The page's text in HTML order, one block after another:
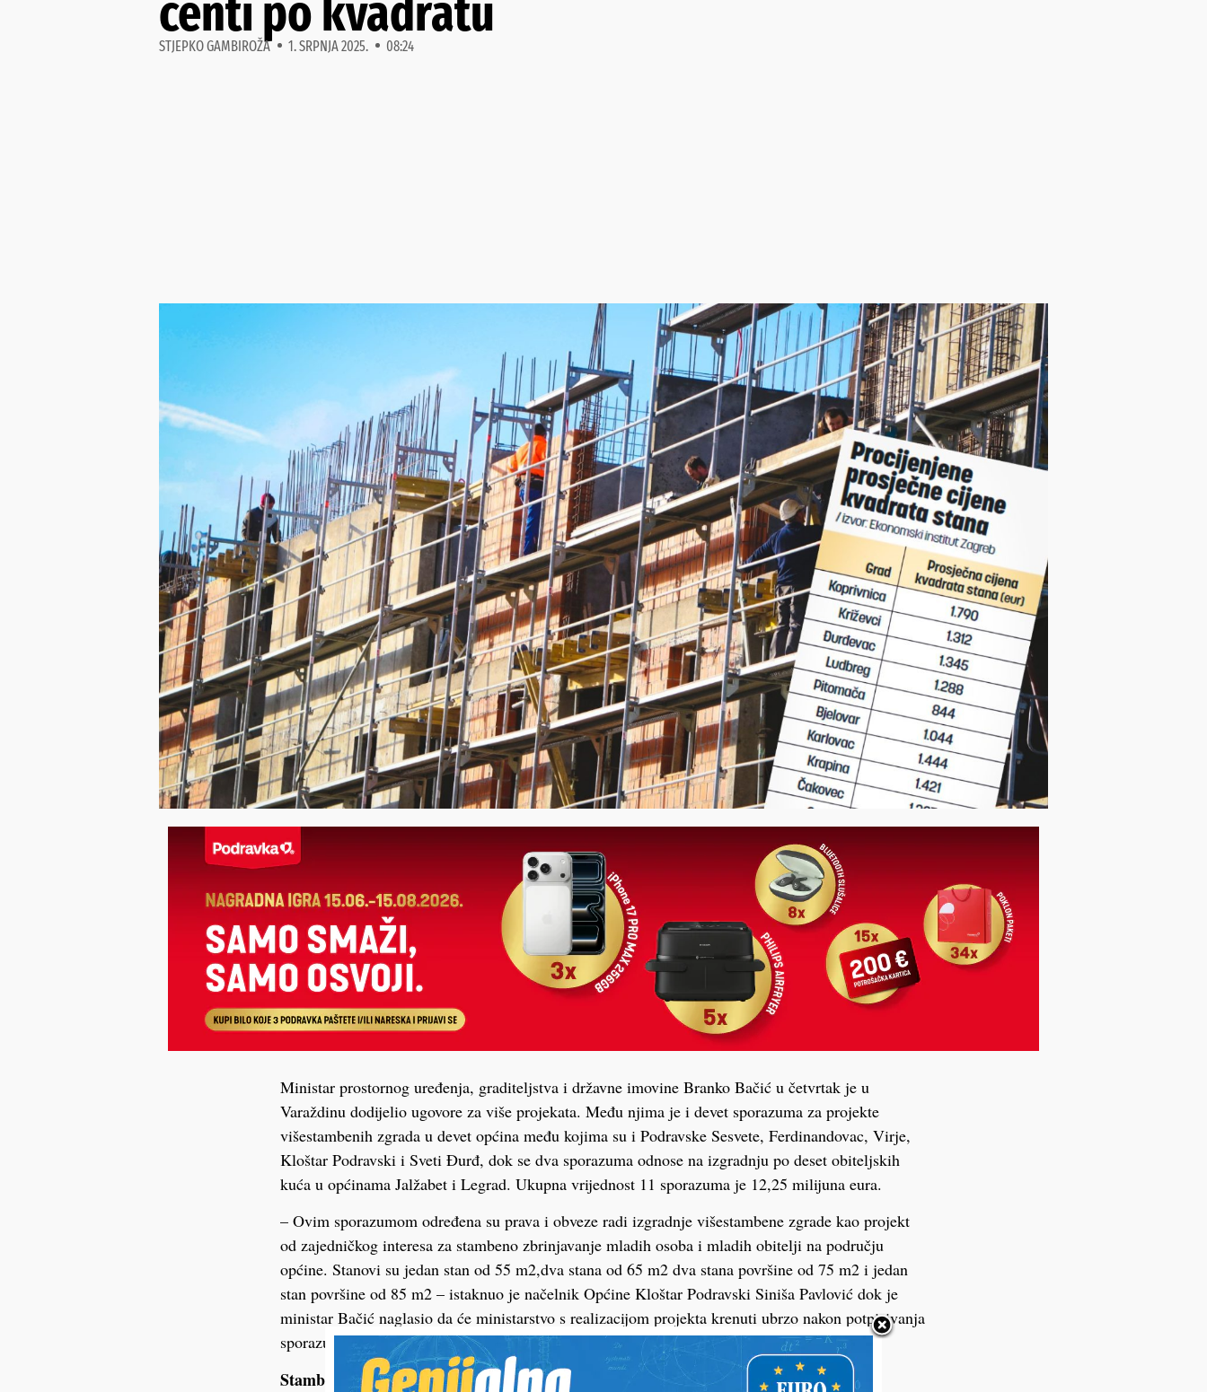
centi po kvadratu
STJEPKO GAMBIROŽA 1. SRPNJA 2025. 08:24
Ministar prostornog uređenja, graditeljstva i državne imovine Branko Bačić u četvrtak je u
Varaždinu dodijelio ugovore za više projekata. Među njima je i devet sporazuma za projekte
višestambenih zgrada u devet općina među kojima su i Podravske Sesvete, Ferdinandovac, Virje,
Kloštar Podravski i Sveti Đurđ, dok se dva sporazuma odnose na izgradnju po deset obiteljskih
kuća u općinama Jalžabet i Legrad. Ukupna vrijednost 11 sporazuma je 12,25 milijuna eura.
– Ovim sporazumom određena su prava i obveze radi izgradnje višestambene zgrade kao projekt
od zajedničkog interesa za stambeno zbrinjavanje mladih osoba i mladih obitelji na području
općine. Stanovi su jedan stan od 55 m2,dva stana od 65 m2 dva stana površine od 75 m2 i jedan
stan površine od 85 m2 – istaknuo je načelnik Općine Kloštar Podravski Siniša Pavlović dok je
ministar Bačić naglasio da će ministarstvo s realizacijom projekta krenuti ubrzo nakon potpisivanja
sporazuma.
Stambeno zbrinjavanje